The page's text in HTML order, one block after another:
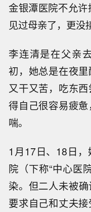
金银潭医院不允
见过母亲了，更没
李连清是在父亲
初，她总是在夜
又干又苦，吃东
得自己很容易疲
喘。
1月17日、18日
院（下称“中心医
染。但二人未被
要求自己和丈夫